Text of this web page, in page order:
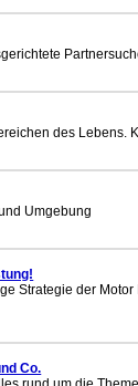
des Lebens.
Umgebung
Strategie der
Co.